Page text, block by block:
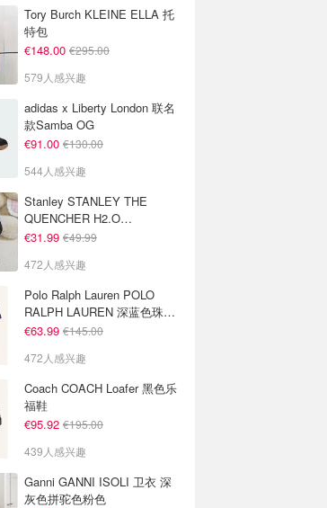
Tory Burch KLEINE ELLA 托
特包
€148.00 €295.00
579人感兴趣
adidas x Liberty London 联名
款Samba OG
€91.00 €130.00
544人感兴趣
Stanley STANLEY THE
QUENCHER H2.O
FLOWSTATE 保温杯 1.18L 黑
€31.99 €49.99
472人感兴趣
Polo Ralph Lauren POLO
RALPH LAUREN 深蓝色珠地
布 Polo衫
€63.99 €145.00
472人感兴趣
Coach COACH Loafer 黑色乐
福鞋
€95.92 €195.00
439人感兴趣
Ganni GANNI ISOLI 卫衣 深
灰色拼驼色粉色